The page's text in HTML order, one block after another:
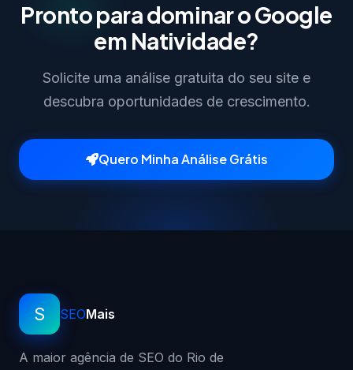
Pronto para dominar o Google
em Natividade?
Solicite uma análise gratuita do seu site e
descubra oportunidades de crescimento.
Quero Minha Análise Grátis
S SEOMais
A maior agência de SEO do Rio de